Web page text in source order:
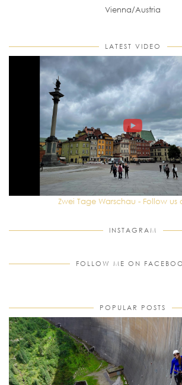
Vienna/Austria
LATEST VIDEO
Zwei Tage Warschau - Follow us
INSTAGRAM
FOLLOW ME ON
POPULAR POSTS